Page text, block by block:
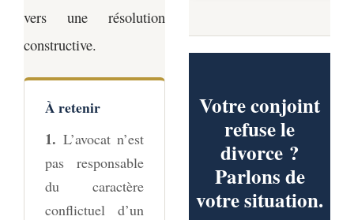
vers une résolution
constructive.
À retenir
1. L’avocat n’est
pas responsable
du caractère
conflictuel d’un
Votre conjoint
refuse le
divorce ?
Parlons de
votre situation.